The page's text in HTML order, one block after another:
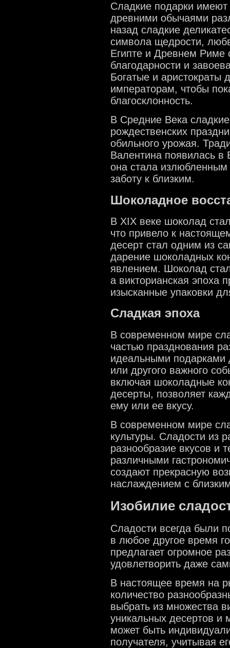
Сладкие подарки
древними обычаями
назад сладкие
символа щедрости,
Египте и Древнем Риме
благодарности и
Богатые и аристократы
императорам, чтобы
благосклонность.
В Средние Века
рождественских
обильного урожая.
Валентина появилась
она стала
заботу к близким.
Шоколадное
В XIX веке шоколад
что привело к
десерт стал одним из
дарение шоколадных
явлением. Шоколад
а викторианская эпоха
изысканные упаковки
Сладкая эпоха
В современном мире
частью празднования
идеальными
или другого важного
включая шоколадные
десерты, позволяет
ему или ее вкусу.
В современном мире
культуры. Сладости из
разнообразие вкусов и
различными
создают прекрасную
наслаждением с
Изобилие
Сладости всегда были
в любое другое время
предлагает огромное
удовлетворить даже
В настоящее время на
количество
выбрать из множества
уникальных десертов и
может быть
получателя, учитывая